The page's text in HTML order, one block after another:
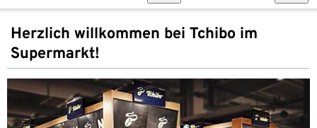
Herzlich willkommen bei Tchibo im
Supermarkt!